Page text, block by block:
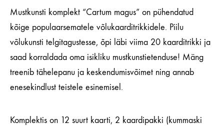
Mustkunsti komplekt “Cartum magus” on pühendatud
kõige populaarsematele võlukaarditrikkidele. Piilu
võlukunsti telgitagustesse, õpi läbi viima 20 kaarditrikki ja
saad korraldada oma isikliku mustkunstietenduse! Mäng
treenib tähelepanu ja keskendumisvõimet ning annab
enesekindlust teistele esinemisel.
Komplektis on 12 suurt kaarti, 2 kaardipakki (kummaski